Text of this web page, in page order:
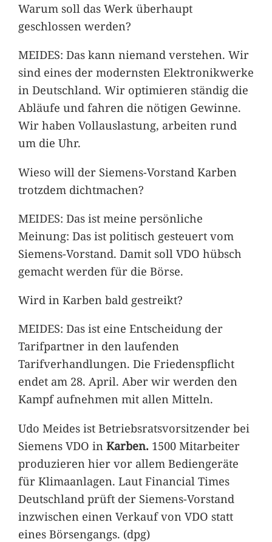
Warum soll das Werk überhaupt
geschlossen werden?
MEIDES: Das kann niemand verstehen. Wir
sind eines der modernsten Elektronikwerke
in Deutschland. Wir optimieren ständig die
Abläufe und fahren die nötigen Gewinne.
Wir haben Vollauslastung, arbeiten rund
um die Uhr.
Wieso will der Siemens-Vorstand Karben
trotzdem dichtmachen?
MEIDES: Das ist meine persönliche
Meinung: Das ist politisch gesteuert vom
Siemens-Vorstand. Damit soll VDO hübsch
gemacht werden für die Börse.
Wird in Karben bald gestreikt?
MEIDES: Das ist eine Entscheidung der
Tarifpartner in den laufenden
Tarifverhandlungen. Die Friedenspflicht
endet am 28. April. Aber wir werden den
Kampf aufnehmen mit allen Mitteln.
Udo Meides ist Betriebsratsvorsitzender bei
Siemens VDO in Karben.1500 Mitarbeiter
produzieren hier vor allem Bediengeräte
für Klimaanlagen. Laut Financial Times
Deutschland prüft der Siemens-Vorstand
inzwischen einen Verkauf von VDO statt
eines Börsengangs. (dpg)